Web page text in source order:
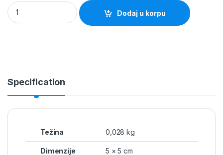
Katanac 20mm Mesing MAGG quantity
Dodaj u korpu
Specification
Težina 0,028 kg
Dimenzije 5 × 5 cm